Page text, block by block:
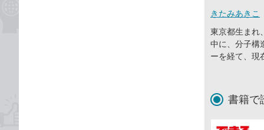
きたみあきこ
東京都生まれ
中に、分子構
ーを経て、現
書籍で